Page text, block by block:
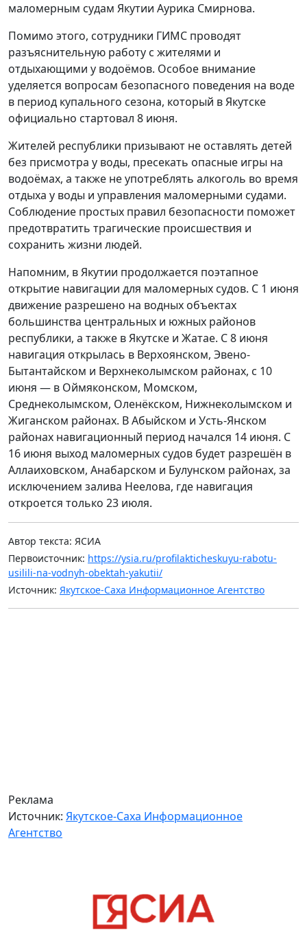
маломерным судам Якутии Аурика Смирнова.
Помимо этого, сотрудники ГИМС проводят
разъяснительную работу с жителями и
отдыхающими у водоёмов. Особое внимание
уделяется вопросам безопасного поведения на воде
в период купального сезона, который в Якутске
официально стартовал 8 июня.
Жителей республики призывают не оставлять детей
без присмотра у воды, пресекать опасные игры на
водоёмах, а также не употреблять алкоголь во время
отдыха у воды и управления маломерными судами.
Соблюдение простых правил безопасности поможет
предотвратить трагические происшествия и
сохранить жизни людей.
Напомним, в Якутии продолжается поэтапное
открытие навигации для маломерных судов. С 1 июня
движение разрешено на водных объектах
большинства центральных и южных районов
республики, а также в Якутске и Жатае. С 8 июня
навигация открылась в Верхоянском, Эвено-
Бытантайском и Верхнеколымском районах, с 10
июня — в Оймяконском, Момском,
Среднеколымском, Оленёкском, Нижнеколымском и
Жиганском районах. В Абыйском и Усть-Янском
районах навигационный период начался 14 июня. С
16 июня выход маломерных судов будет разрешён в
Аллаиховском, Анабарском и Булунском районах, за
исключением залива Неелова, где навигация
откроется только 23 июля.
Автор текста: ЯСИА
Первоисточник: https://ysia.ru/profilakticheskuyu-rabotu-
usilili-na-vodnyh-obektah-yakutii/
Источник: Якутское-Саха Информационное Агентство
Реклама
Источник: Якутское-Саха Информационное
Агентство